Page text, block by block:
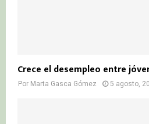
Crece el desempleo entre
Por Marta Gasca Gómez 5 agosto,